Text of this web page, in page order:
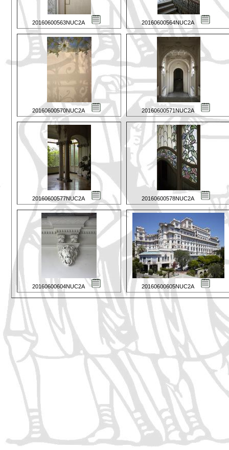
20160600563NUC2A 20160600564NUC2A
20160600570NUC2A 20160600571NUC2A
20160600577NUC2A 20160600578NUC2A
20160600604NUC2A 20160600605NUC2A